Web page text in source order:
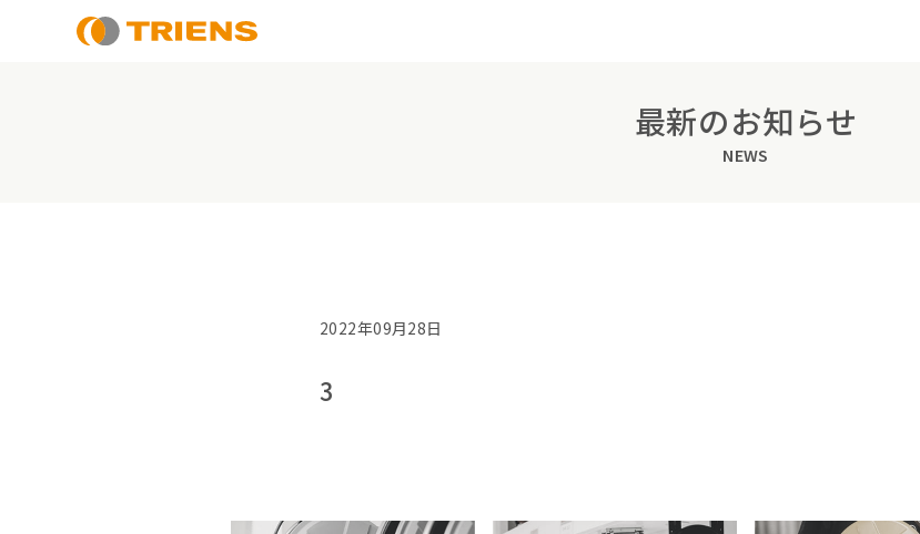
最新のお知らせ
NEWS
2022年09月28日
3